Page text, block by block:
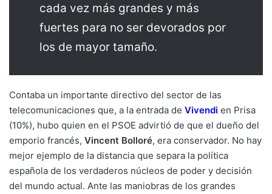
cada vez más grandes y más
fuertes para no ser devorados por
los de mayor tamaño.
Contaba un importante directivo del sector de las
telecomunicaciones que, a la entrada de Vivendi en Prisa
(10%), hubo quien en el PSOE advirtió de que el dueño del
emporio francés, Vincent Bolloré, era conservador. No hay
mejor ejemplo de la distancia que separa la política
española de los verdaderos núcleos de poder y decisión
del mundo actual. Ante las maniobras de los grandes